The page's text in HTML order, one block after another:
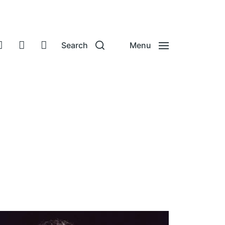
Search Menu